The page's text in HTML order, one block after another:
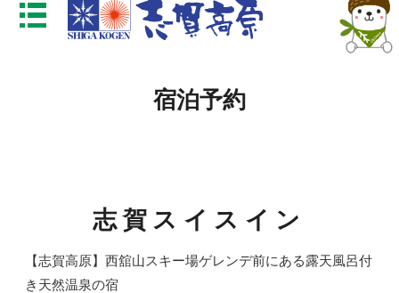
宿泊予約
志賀スイスイン
【志賀高原】西舘山スキー場ゲレンデ前にある露天風呂付
き天然温泉の宿